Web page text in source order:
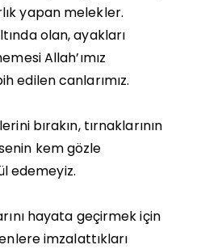
yapan melekler.
olan, ayakları
Allah’ımız
edilen canlarımız.
bırakın, tırnaklarının
kem gözle
edemeyiz.
hayata geçirmek için
imzalattıkları